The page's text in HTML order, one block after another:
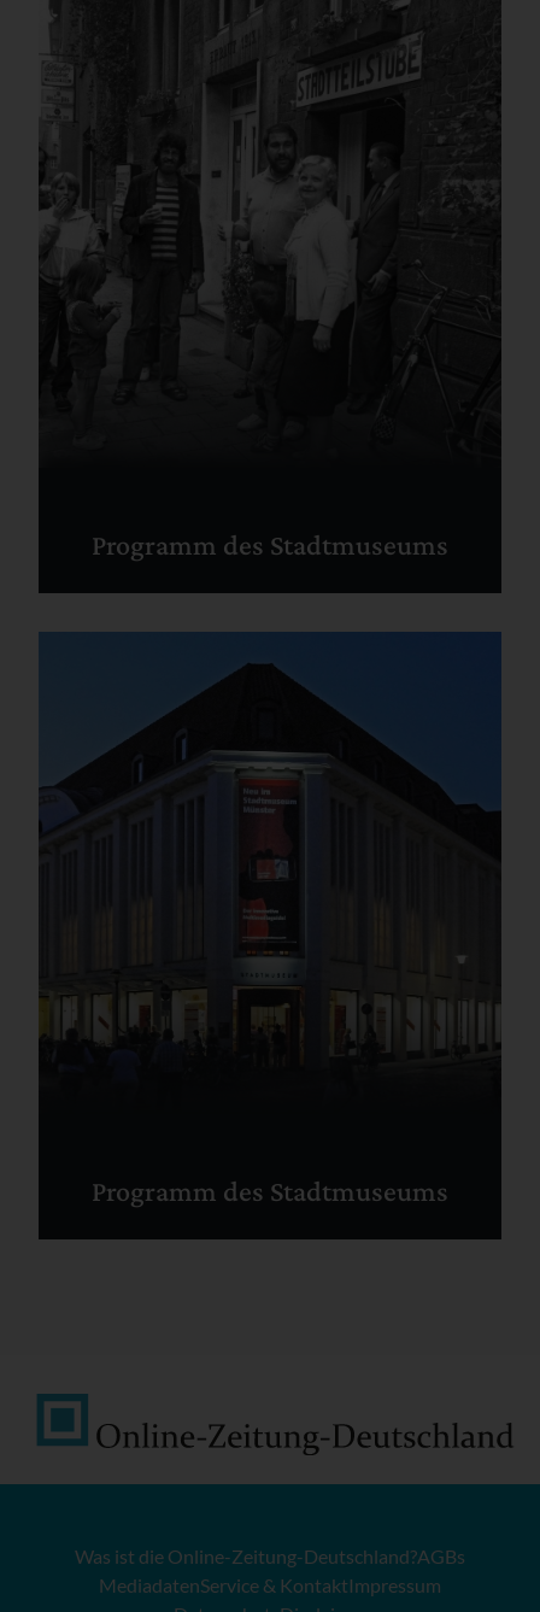
Programm des Stadtmuseums
Programm des Stadtmuseums
Was ist die Online-Zeitung-Deutschland?AGBs
MediadatenService & KontaktImpressum